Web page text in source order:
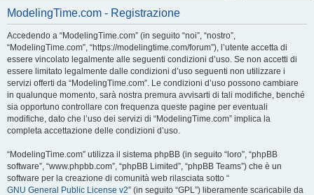
ModelingTime.com - Registrazione
Accedendo a “ModelingTime.com” (in seguito “noi”, “nostro”,
“ModelingTime.com”, “https://modelingtime.com/forum”), l’utente accetta di
essere vincolato legalmente alle seguenti condizioni d’uso. Se non accetti di
essere limitato legalmente dalle condizioni d’uso seguenti non utilizzare i
servizi offerti da “ModelingTime.com”. Le condizioni d’uso possono cambiare
in qualunque momento, sarà nostra premura avvisarti di tali modifiche, benché
sia opportuno controllare con frequenza queste pagine per eventuali
modifiche, dato che l’uso dei servizi di “ModelingTime.com” implica la
completa accettazione delle condizioni d’uso.
“ModelingTime.com” utilizza il sistema phpBB (in seguito “loro”, “phpBB
software”, “www.phpbb.com”, “phpBB Limited”, “phpBB Teams”) che è un
software per la creazione di comunità web rilasciata sotto “
GNU General Public License v2” (in seguito “GPL”) liberamente scaricabile da